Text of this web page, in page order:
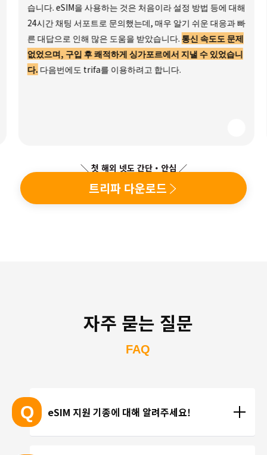
습니다. eSIM을 사용하는 것은 처음이라 설정 방법 등에 대해
24시간 채팅 서포트로 문의했는데, 매우 알기 쉬운 대응과 빠
른 대답으로 인해 많은 도움을 받았습니다. 통신 속도도 문제
없었으며, 구입 후 쾌적하게 싱가포르에서 지낼 수 있었습니
다. 다음번에도 trifa를 이용하려고 합니다.
＼ 첫 해외 넷도 간단・안심 ／
트리파 다운로드
자주 묻는 질문
FAQ
Q eSIM 지원 기종에 대해 알려주세요!